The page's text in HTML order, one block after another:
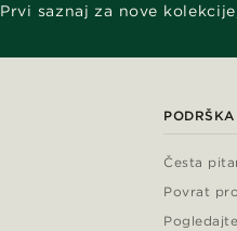
Prvi saznaj za nove
Česta
Povrat